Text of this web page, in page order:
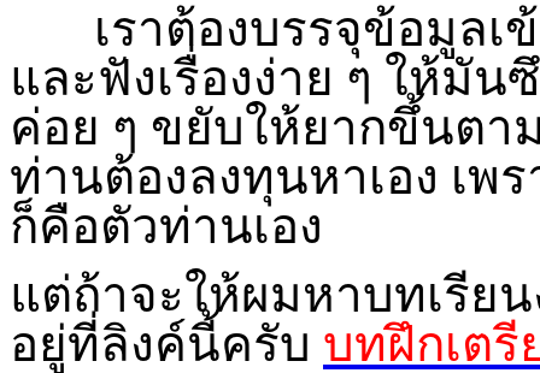
เราต้องบรรจุข้อมูลเข้
และฟังเรื่องง่าย ๆ ให้มั
ค่อย ๆ ขยับให้ยากขึ้นตา
ท่านต้องลงทุนหาเอง เพ
ก็คือตัวท่านเอง
แต่ถ้าจะให้ผมหาบทเรีย
อยู่ที่ลิงค์นี้ครับ บทฝึกเต